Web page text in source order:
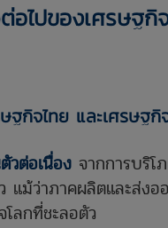
อไปของเศรษฐกิ
ฐกิจไทย และเศรษฐกิ
วต่อเนื่อง จากการบริโ
แม้ว่าภาคผลิตและส่งอ
ลกที่ชะลอตัว